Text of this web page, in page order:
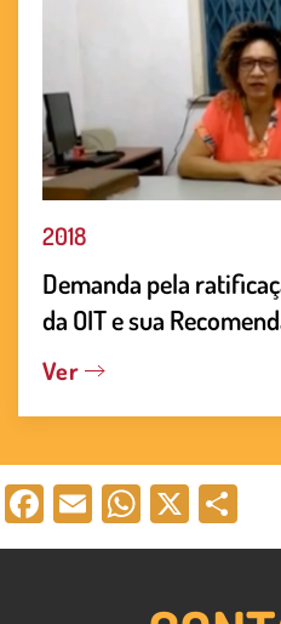
2018
Demanda pela
da OIT e sua
Ver
Facebook
Email X